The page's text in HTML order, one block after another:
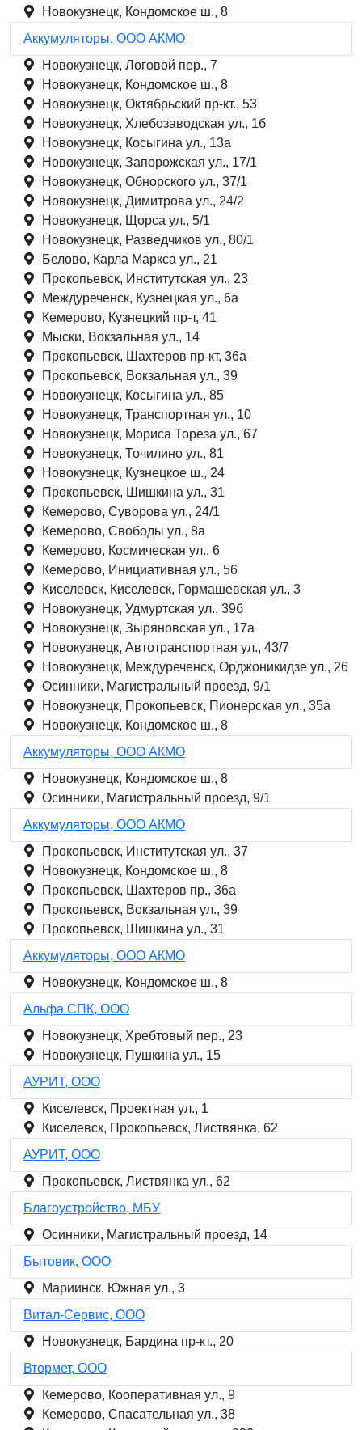
Новокузнецк, Кондомское ш., 8
Аккумуляторы, ООО АКМО
Новокузнецк, Логовой пер., 7
Новокузнецк, Кондомское ш., 8
Новокузнецк, Октябрьский пр-кт., 53
Новокузнецк, Хлебозаводская ул., 1б
Новокузнецк, Косыгина ул., 13а
Новокузнецк, Запорожская ул., 17/1
Новокузнецк, Обнорского ул., 37/1
Новокузнецк, Димитрова ул., 24/2
Новокузнецк, Щорса ул., 5/1
Новокузнецк, Разведчиков ул., 80/1
Белово, Карла Маркса ул., 21
Прокопьевск, Институтская ул., 23
Междуреченск, Кузнецкая ул., 6а
Кемерово, Кузнецкий пр-т, 41
Мыски, Вокзальная ул., 14
Прокопьевск, Шахтеров пр-кт, 36а
Прокопьевск, Вокзальная ул., 39
Новокузнецк, Косыгина ул., 85
Новокузнецк, Транспортная ул., 10
Новокузнецк, Мориса Тореза ул., 67
Новокузнецк, Точилино ул., 81
Новокузнецк, Кузнецкое ш., 24
Прокопьевск, Шишкина ул., 31
Кемерово, Суворова ул., 24/1
Кемерово, Свободы ул., 8а
Кемерово, Космическая ул., 6
Кемерово, Инициативная ул., 56
Киселевск, Киселевск, Гормашевская ул., 3
Новокузнецк, Удмуртская ул., 39б
Новокузнецк, Зыряновская ул., 17а
Новокузнецк, Автотранспортная ул., 43/7
Новокузнецк, Междуреченск, Орджоникидзе ул., 26
Осинники, Магистральный проезд, 9/1
Новокузнецк, Прокопьевск, Пионерская ул., 35а
Новокузнецк, Кондомское ш., 8
Аккумуляторы, ООО АКМО
Новокузнецк, Кондомское ш., 8
Осинники, Магистральный проезд, 9/1
Аккумуляторы, ООО АКМО
Прокопьевск, Институтская ул., 37
Новокузнецк, Кондомское ш., 8
Прокопьевск, Шахтеров пр., 36а
Прокопьевск, Вокзальная ул., 39
Прокопьевск, Шишкина ул., 31
Аккумуляторы, ООО АКМО
Новокузнецк, Кондомское ш., 8
Альфа СПК, ООО
Новокузнецк, Хребтовый пер., 23
Новокузнецк, Пушкина ул., 15
АУРИТ, ООО
Киселевск, Проектная ул., 1
Киселевск, Прокопьевск, Листвянка, 62
АУРИТ, ООО
Прокопьевск, Листвянка ул., 62
Благоустройство, МБУ
Осинники, Магистральный проезд, 14
Бытовик, ООО
Мариинск, Южная ул., 3
Витал-Сервис, ООО
Новокузнецк, Бардина пр-кт., 20
Втормет, ООО
Кемерово, Кооперативная ул., 9
Кемерово, Спасательная ул., 38